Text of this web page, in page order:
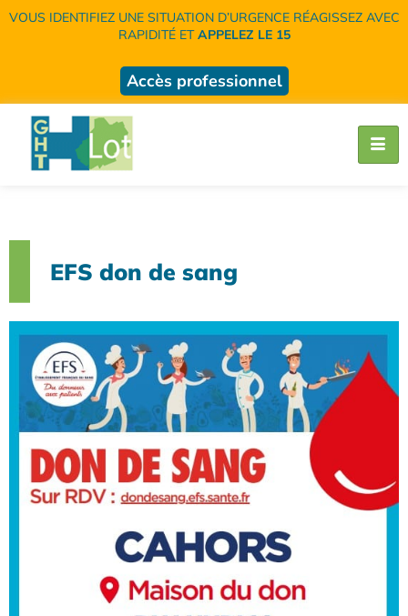
VOUS IDENTIFIEZ UNE SITUATION D’URGENCE RÉAGISSEZ AVEC
RAPIDITÉ ETAPPELEZ LE 15
Accès professionnel
EFS don de sang